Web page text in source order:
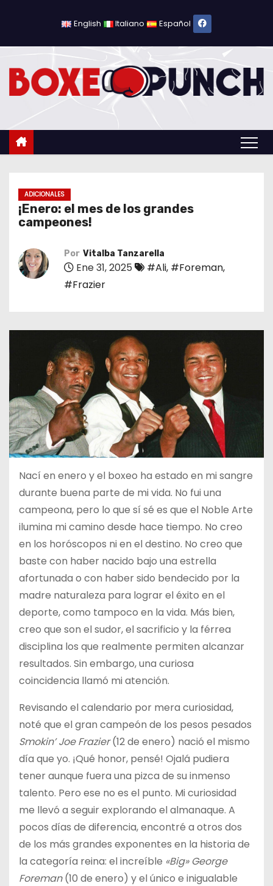
l
English Italiano Español
ADICIONALES
¡Enero: el mes de los grandes
campeones!
Por Vitalba Tanzarella
Ene 31, 2025 #Ali, #Foreman,
#Frazier
Nací en enero y el boxeo ha estado en mi sangre
durante buena parte de mi vida. No fui una
campeona, pero lo que sí sé es que el Noble Arte
ilumina mi camino desde hace tiempo. No creo
en los horóscopos ni en el destino. No creo que
baste con haber nacido bajo una estrella
afortunada o con haber sido bendecido por la
madre naturaleza para lograr el éxito en el
deporte, como tampoco en la vida. Más bien,
creo que son el sudor, el sacrificio y la férrea
disciplina los que realmente permiten alcanzar
resultados. Sin embargo, una curiosa
coincidencia llamó mi atención.
Revisando el calendario por mera curiosidad,
noté que el gran campeón de los pesos pesados
Smokin’ Joe Frazier(12 de enero) nació el mismo
día que yo. ¡Qué honor, pensé! Ojalá pudiera
tener aunque fuera una pizca de su inmenso
talento. Pero ese no es el punto. Mi curiosidad
me llevó a seguir explorando el almanaque. A
pocos días de diferencia, encontré a otros dos
de los más grandes exponentes en la historia de
la categoría reina: el increíble «Big» George
Foreman(10 de enero) y el único e inigualable